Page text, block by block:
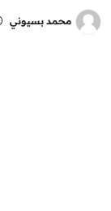
الرياضةمحمد بسيوني